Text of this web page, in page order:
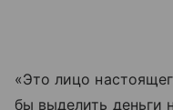
«Это лицо
бы выделить деньги